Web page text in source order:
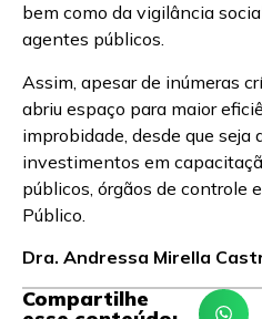
bem como da vigilância
agentes públicos.
Assim, apesar de inúmeras
abriu espaço para maior
improbidade, desde que seja
investimentos em
públicos, órgãos de controle
Público.
Dra. Andressa Mirella
Compartilhe